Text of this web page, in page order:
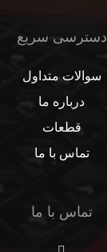
دسترسی سریع
سوالات متداول
درباره ما
قطعات
تماس با ما
تماس با ما